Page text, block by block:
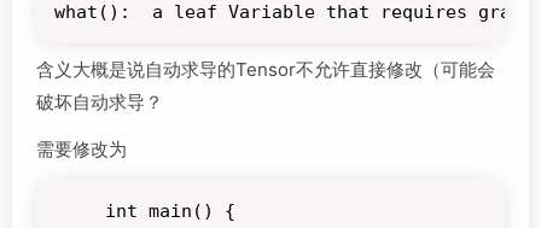
what():  a leaf Variable that requires grad
含义大概是说自动求导的Tensor不允许直接修改（可能会
破坏自动求导？
需要修改为
int main() {